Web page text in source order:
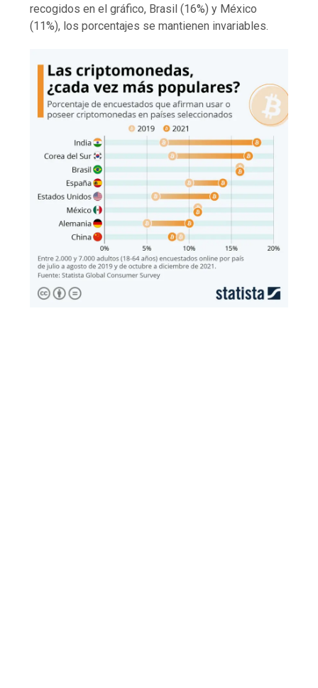
recogidos en el gráfico, Brasil (16%) y México
(11%), los porcentajes se mantienen invariables.